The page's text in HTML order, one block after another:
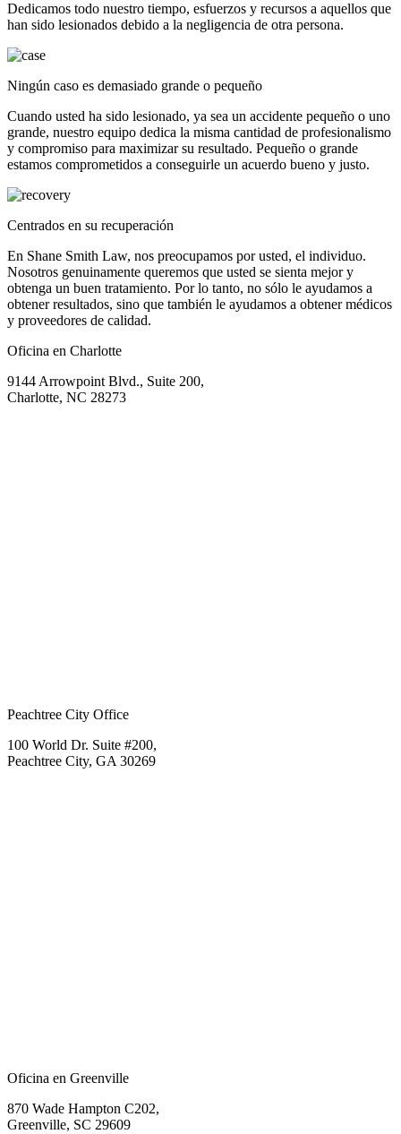
Dedicamos todo nuestro tiempo, esfuerzos y recursos a aquellos que
han sido lesionados debido a la negligencia de otra persona.
Ningún caso es demasiado grande o pequeño
Cuando usted ha sido lesionado, ya sea un accidente pequeño o uno
grande, nuestro equipo dedica la misma cantidad de profesionalismo
y compromiso para maximizar su resultado. Pequeño o grande
estamos comprometidos a conseguirle un acuerdo bueno y justo.
Centrados en su recuperación
En Shane Smith Law, nos preocupamos por usted, el individuo.
Nosotros genuinamente queremos que usted se sienta mejor y
obtenga un buen tratamiento. Por lo tanto, no sólo le ayudamos a
obtener resultados, sino que también le ayudamos a obtener médicos
y proveedores de calidad.
Oficina en Charlotte
9144 Arrowpoint Blvd., Suite 200,
Charlotte, NC 28273
Peachtree City Office
100 World Dr. Suite #200,
Peachtree City, GA 30269
Oficina en Greenville
870 Wade Hampton C202,
Greenville, SC 29609